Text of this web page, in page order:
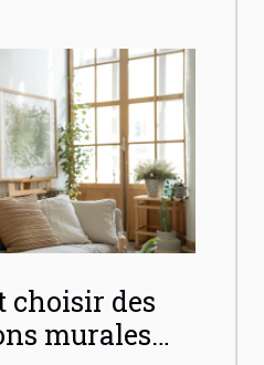
choisir des
murales